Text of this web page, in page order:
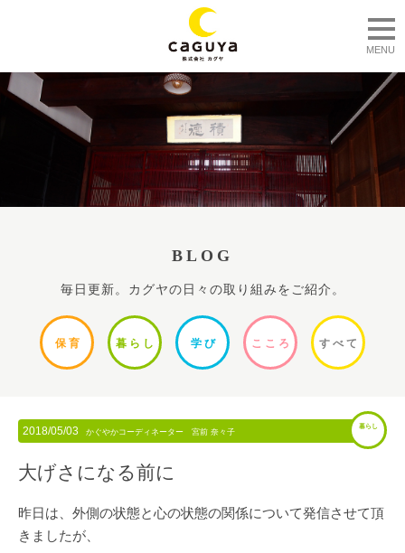
MENU
BLOG
毎日更新。カグヤの日々の取り組みをご紹介。
保 育 暮ら し 学 び ここ ろ すべて
2018/05/03 かぐやかコーディネーター 宮前 奈々子
暮らし
大げさになる前に
昨日は、外側の状態と心の状態の関係について発信させて頂
きましたが、